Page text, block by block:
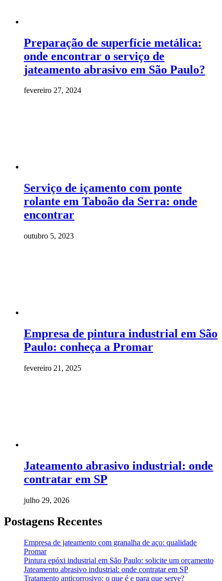
Preparação de superfície metálica:
onde encontrar o serviço de
jateamento abrasivo em São Paulo?
fevereiro 27, 2024
Serviço de içamento com ponte
rolante em Taboão da Serra: onde
encontrar
outubro 5, 2023
Empresa de pintura industrial em São
Paulo: conheça a Promar
fevereiro 21, 2025
Jateamento abrasivo industrial: onde
contratar em SP
julho 29, 2026
Postagens Recentes
Empresa de jateamento com granalha de aço: qualidade
Promar
Pintura epóxi industrial em São Paulo: solicite um orçamento
Jateamento abrasivo industrial: onde contratar em SP
Tratamento anticorrosivo: o que é e para que serve?